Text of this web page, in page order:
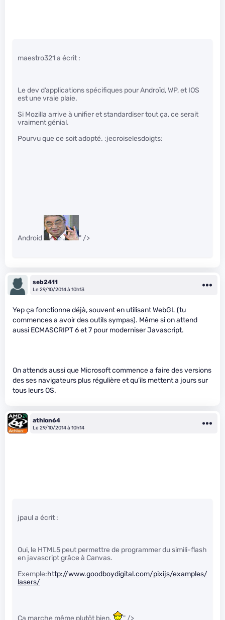
maestro321 a écrit :
Le dev d‘applications spécifiques pour Androïd, WP, et IOS
est une vraie plaie.
Si Mozilla arrive à unifier et standardiser tout ça, ce serait
vraiment génial.
Pourvu que ce soit adopté. :jecroiselesdoigts:
Android " />
seb2411
Le 29/10/2014 à 10h13
Yep ça fonctionne déjà, souvent en utilisant WebGL (tu
commences a avoir des outils sympas). Même si on attend
aussi ECMASCRIPT 6 et 7 pour moderniser Javascript.
On attends aussi que Microsoft commence a faire des versions
des ses navigateurs plus régulière et qu’ils mettent a jours sur
tous leurs OS.
athlon64
Le 29/10/2014 à 10h14
jpaul a écrit :
Oui, le HTML5 peut permettre de programmer du simili-flash
en javascript grâce à Canvas.
Exemple:http://www.goodboydigital.com/pixijs/examples/
lasers/